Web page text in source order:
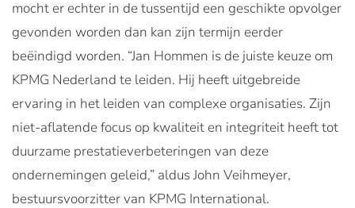
mocht er echter in de tussentijd een geschikte opvolger
gevonden worden dan kan zijn termijn eerder
beëindigd worden. “Jan Hommen is de juiste keuze om
KPMG Nederland te leiden. Hij heeft uitgebreide
ervaring in het leiden van complexe organisaties. Zijn
niet-aflatende focus op kwaliteit en integriteit heeft tot
duurzame prestatieverbeteringen van deze
ondernemingen geleid,” aldus John Veihmeyer,
bestuursvoorzitter van KPMG International.